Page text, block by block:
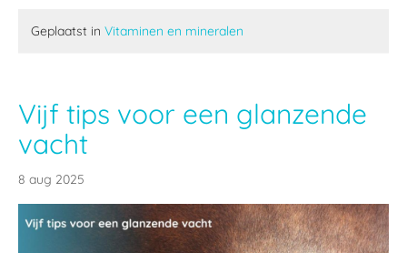
Geplaatst in Vitaminen en mineralen
Vijf tips voor een glanzende
vacht
8 aug 2025